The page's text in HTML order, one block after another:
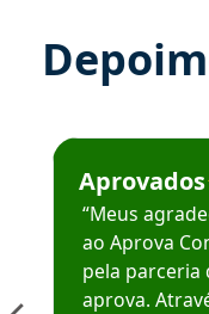
Estudante José
Aprovados
“Meus
ao Aprova
pela parceria
aprova.